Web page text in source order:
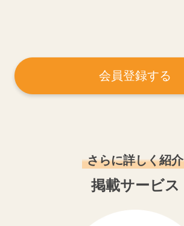
会員登録する
さらに詳しく紹介
掲載サービス